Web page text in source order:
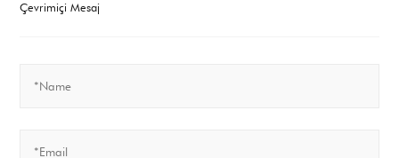
Çevrimiçi Mesaj